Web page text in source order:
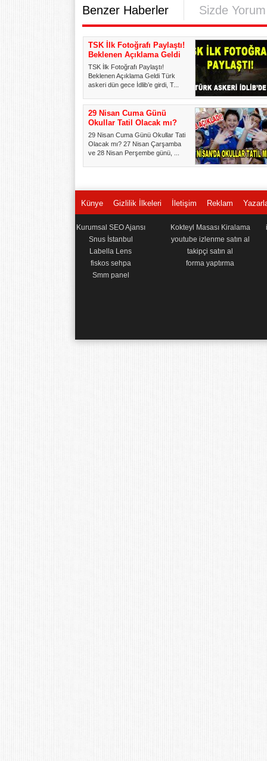
Benzer Haberler Sizde Yorum
TSK İlk Fotoğrafı Paylaştı!
Beklenen Açıklama Geldi
TSK İlk Fotoğrafı Paylaştı!
Beklenen Açıklama Geldi Türk
askeri dün gece İdlib’e girdi, T...
29 Nisan Cuma Günü
Okullar Tatil Olacak mı?
29 Nisan Cuma Günü Okullar Tatil
Olacak mı? 27 Nisan Çarşamba
ve 28 Nisan Perşembe günü, ...
Künye Gizlilik İlkeleri İletişim Reklam
Kurumsal SEO Ajansı
Snus İstanbul
Labella Lens
fiskos sehpa
Smm panel
Kokteyl Masası Kiralama
youtube izlenme satın al
takipçi satın al
forma yaptırma